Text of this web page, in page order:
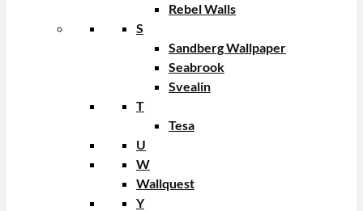
Rebel Walls
S
Sandberg Wallpaper
Seabrook
Svealin
T
Tesa
U
W
Wallquest
Y